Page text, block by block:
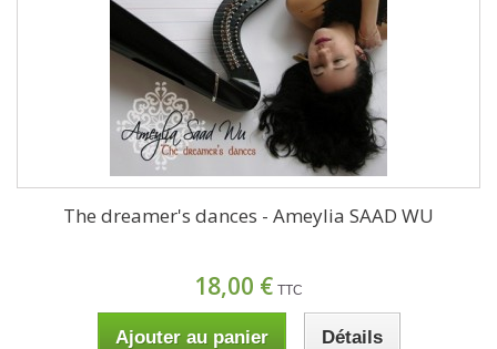
The dreamer's dances - Ameylia SAAD WU
18,00 € TTC
Ajouter au panier Détails